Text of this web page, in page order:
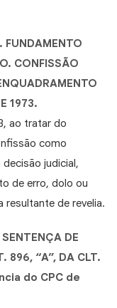
CONFISSÃO
1973.
ao tratar do
como
judicial,
de erro, dolo ou
de revelia.
DE
896, “A”, DA CLT.
do CPC de